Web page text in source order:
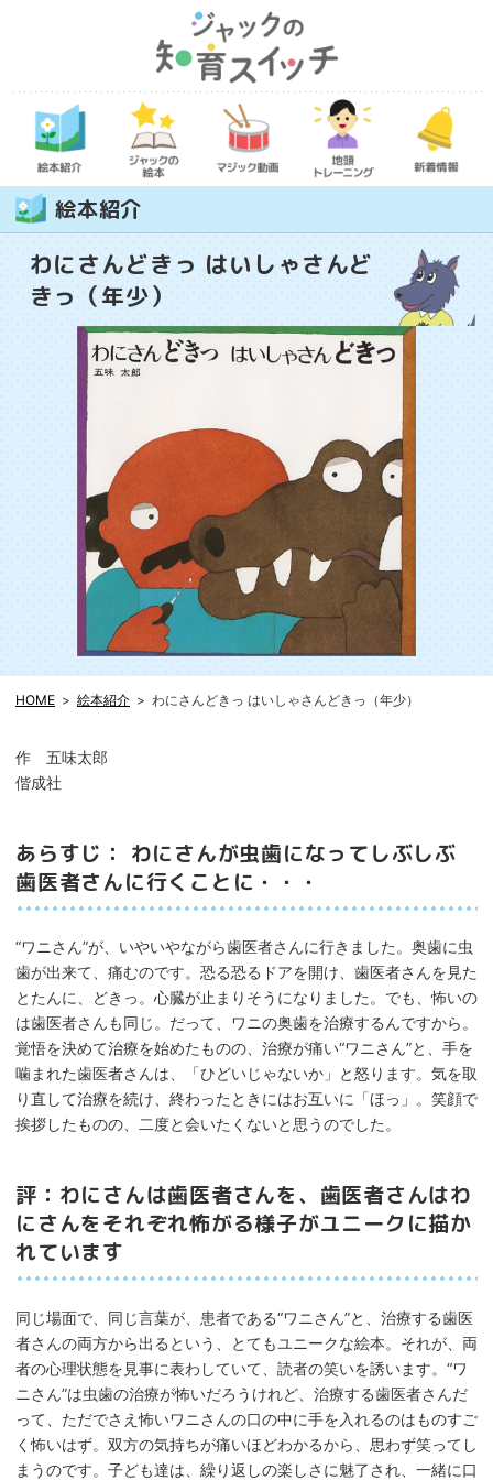
絵本紹介
わにさんどきっ はいしゃさんど
きっ（年少）
HOME 絵本紹介 わにさんどきっ はいしゃさんどきっ（年少）
作 五味太郎
偕成社
あらすじ： わにさんが虫歯になってしぶしぶ
歯医者さんに行くことに・・・
“ワニさん”が、いやいやながら歯医者さんに行きました。奥歯に虫
歯が出来て、痛むのです。恐る恐るドアを開け、歯医者さんを見た
とたんに、どきっ。心臓が止まりそうになりました。でも、怖いの
は歯医者さんも同じ。だって、ワニの奥歯を治療するんですから。
覚悟を決めて治療を始めたものの、治療が痛い“ワニさん”と、手を
噛まれた歯医者さんは、「ひどいじゃないか」と怒ります。気を取
り直して治療を続け、終わったときにはお互いに「ほっ」。笑顔で
挨拶したものの、二度と会いたくないと思うのでした。
評：わにさんは歯医者さんを、歯医者さんはわ
にさんをそれぞれ怖がる様子がユニークに描か
れています
同じ場面で、同じ言葉が、患者である“ワニさん”と、治療する歯医
者さんの両方から出るという、とてもユニークな絵本。それが、両
者の心理状態を見事に表わしていて、読者の笑いを誘います。“ワ
ニさん”は虫歯の治療が怖いだろうけれど、治療する歯医者さんだ
って、ただでさえ怖いワニさんの口の中に手を入れるのはものすご
く怖いはず。双方の気持ちが痛いほどわかるから、思わず笑ってし
まうのです。子ども達は、繰り返しの楽しさに魅了され、一緒に口